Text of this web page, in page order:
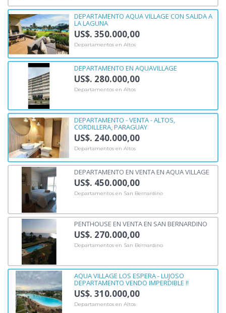
DEPARTAMENTO AQUA VILLAGE CON SALIDA A
LA LAGUNA
US$. 350.000,00
Departamentos en Altos
DEPARTAMENTO EN AQUAVILLAGE
US$. 280.000,00
Departamentos en Altos
DEPARTAMENTO - VENTA - ALTOS,
CORDILLERA, PARAGUAY
US$. 240.000,00
Departamentos en Altos
DEPARTAMENTO EN VENTA EN AQUA VILLAGE
US$. 450.000,00
Departamentos en San Bernardino
PENTHOUSE EN VENTA EN SAN BERNARDINO
US$. 270.000,00
Departamentos en San Bernardino
AQUA VILLAGE LOS ESPERA - LUJOSO
DEPARTAMENTO VENDO IMPERDIBLE !!
US$. 310.000,00
Departamentos en Altos